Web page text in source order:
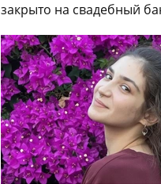
закрыто на свадебный